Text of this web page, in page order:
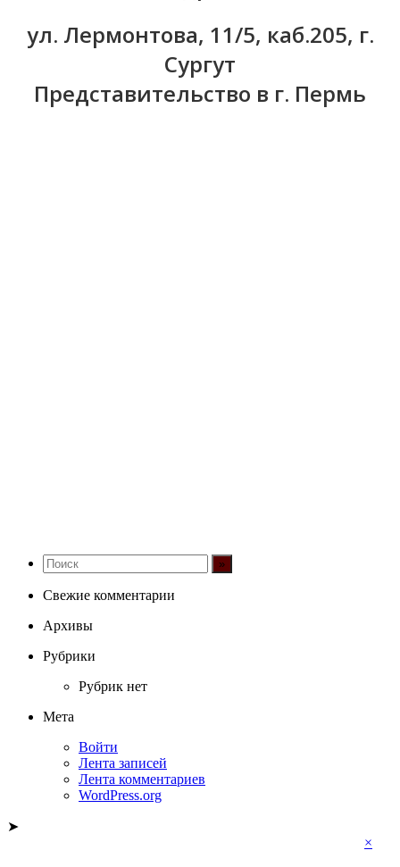
ул. Лермонтова, 11/5, каб.205, г.
Сургут
Представительство в г. Пермь
Свежие комментарии
Архивы
Рубрики
Рубрик нет
Мета
Войти
Лента записей
Лента комментариев
WordPress.org
➤
×